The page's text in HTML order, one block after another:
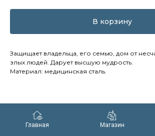
В корзину
Защищает владельца, его семью, дом от
злых людей. Дарует высшую мудрость.
Материал: медицинская сталь.
Главная Магазин